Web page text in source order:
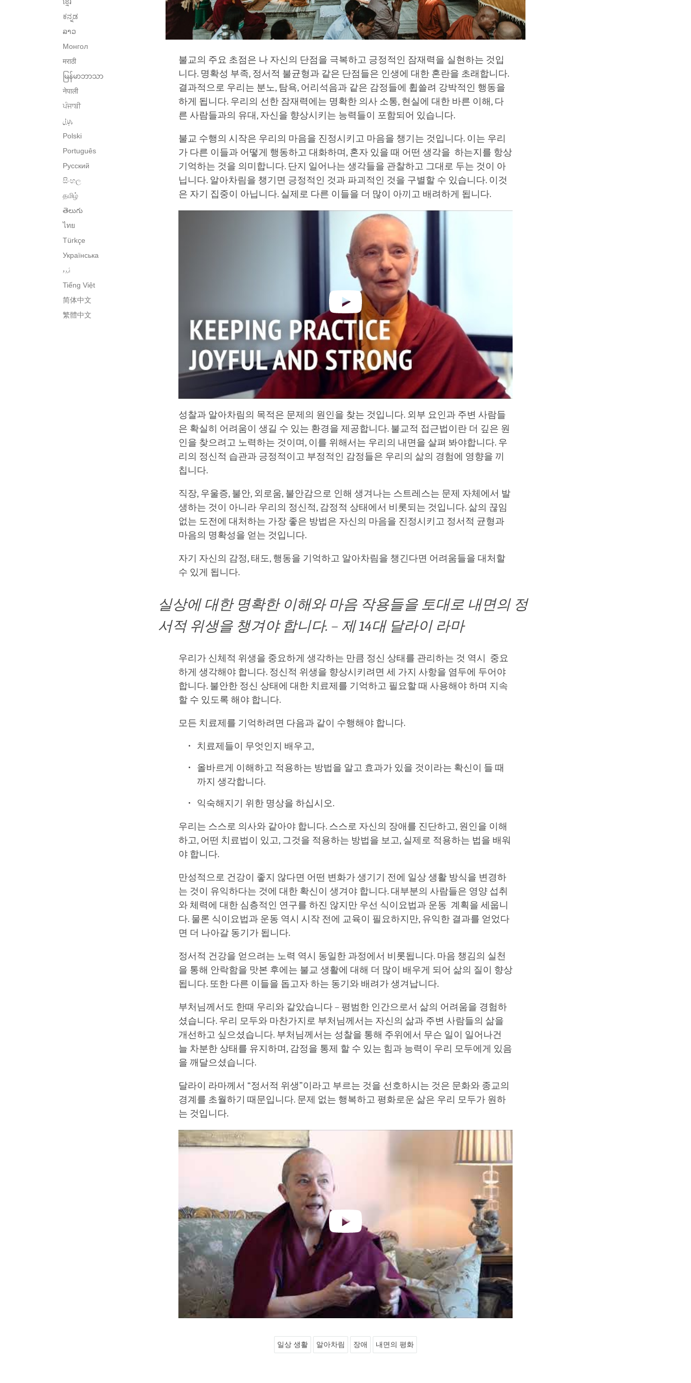
ខ្មែរ
ಕನ್ನಡ
ລາວ
Монгол
मराठी
မြန်မာဘာသာ
नेपाली
ਪੰਜਾਬੀ
پنجابی
Polski
Português
Русский
සිංහල
தமிழ்
తెలుగు
ไทย
Türkçe
Українська
اُردو
Tiếng Việt
简体中文
繁體中文
불교의 주요 초점은 나 자신의 단점을 극복하고 긍정적인 잠재력을 실현하는 것입
니다. 명확성 부족, 정서적 불균형과 같은 단점들은 인생에 대한 혼란을 초래합니다.
결과적으로 우리는 분노, 탐욕, 어리석음과 같은 감정들에 휩쓸려 강박적인 행동을
하게 됩니다. 우리의 선한 잠재력에는 명확한 의사 소통, 현실에 대한 바른 이해, 다
른 사람들과의 유대, 자신을 향상시키는 능력들이 포함되어 있습니다.
불교 수행의 시작은 우리의 마음을 진정시키고 마음을 챙기는 것입니다. 이는 우리
가 다른 이들과 어떻게 행동하고 대화하며, 혼자 있을 때 어떤 생각을 하는지를 항상
기억하는 것을 의미합니다. 단지 일어나는 생각들을 관찰하고 그대로 두는 것이 아
닙니다. 알아차림을 챙기면 긍정적인 것과 파괴적인 것을 구별할 수 있습니다. 이것
은 자기 집중이 아닙니다. 실제로 다른 이들을 더 많이 아끼고 배려하게 됩니다.
성찰과 알아차림의 목적은 문제의 원인을 찾는 것입니다. 외부 요인과 주변 사람들
은 확실히 어려움이 생길 수 있는 환경을 제공합니다. 불교적 접근법이란 더 깊은 원
인을 찾으려고 노력하는 것이며, 이를 위해서는 우리의 내면을 살펴 봐야합니다. 우
리의 정신적 습관과 긍정적이고 부정적인 감정들은 우리의 삶의 경험에 영향을 끼
칩니다.
직장, 우울증, 불안, 외로움, 불안감으로 인해 생겨나는 스트레스는 문제 자체에서 발
생하는 것이 아니라 우리의 정신적, 감정적 상태에서 비롯되는 것입니다. 삶의 끊임
없는 도전에 대처하는 가장 좋은 방법은 자신의 마음을 진정시키고 정서적 균형과
마음의 명확성을 얻는 것입니다.
자기 자신의 감정, 태도, 행동을 기억하고 알아차림을 챙긴다면 어려움들을 대처할
수 있게 됩니다.
실상에 대한 명확한 이해와 마음 작용들을 토대로 내면의 정
서적 위생을 챙겨야 합니다. – 제 14대 달라이 라마
우리가 신체적 위생을 중요하게 생각하는 만큼 정신 상태를 관리하는 것 역시 중요
하게 생각해야 합니다. 정신적 위생을 향상시키려면 세 가지 사항을 염두에 두어야
합니다. 불안한 정신 상태에 대한 치료제를 기억하고 필요할 때 사용해야 하며 지속
할 수 있도록 해야 합니다.
모든 치료제를 기억하려면 다음과 같이 수행해야 합니다.
치료제들이 무엇인지 배우고,
올바르게 이해하고 적용하는 방법을 알고 효과가 있을 것이라는 확신이 들 때
까지 생각합니다.
익숙해지기 위한 명상을 하십시오.
우리는 스스로 의사와 같아야 합니다. 스스로 자신의 장애를 진단하고, 원인을 이해
하고, 어떤 치료법이 있고, 그것을 적용하는 방법을 보고, 실제로 적용하는 법을 배워
야 합니다.
만성적으로 건강이 좋지 않다면 어떤 변화가 생기기 전에 일상 생활 방식을 변경하
는 것이 유익하다는 것에 대한 확신이 생겨야 합니다. 대부분의 사람들은 영양 섭취
와 체력에 대한 심층적인 연구를 하진 않지만 우선 식이요법과 운동 계획을 세웁니
다. 물론 식이요법과 운동 역시 시작 전에 교육이 필요하지만, 유익한 결과를 얻었다
면 더 나아갈 동기가 됩니다.
정서적 건강을 얻으려는 노력 역시 동일한 과정에서 비롯됩니다. 마음 챙김의 실천
을 통해 안락함을 맛본 후에는 불교 생활에 대해 더 많이 배우게 되어 삶의 질이 향상
됩니다. 또한 다른 이들을 돕고자 하는 동기와 배려가 생겨납니다.
부처님께서도 한때 우리와 같았습니다 – 평범한 인간으로서 삶의 어려움을 경험하
셨습니다. 우리 모두와 마찬가지로 부처님께서는 자신의 삶과 주변 사람들의 삶을
개선하고 싶으셨습니다. 부처님께서는 성찰을 통해 주위에서 무슨 일이 일어나건
늘 차분한 상태를 유지하며, 감정을 통제 할 수 있는 힘과 능력이 우리 모두에게 있음
을 깨달으셨습니다.
달라이 라마께서 “정서적 위생”이라고 부르는 것을 선호하시는 것은 문화와 종교의
경계를 초월하기 때문입니다. 문제 없는 행복하고 평화로운 삶은 우리 모두가 원하
는 것입니다.
일상 생활 알아차림 장애 내면의 평화